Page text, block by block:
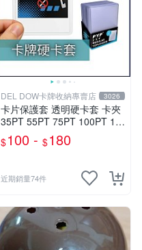
DEL DOW卡牌收納專賣店 3026
卡片保護套 透明硬卡套 卡夾
35PT 55PT 75PT 100PT 13
0PT 180PT 寶可夢 寶可夢 遊
戲王 球員卡 球衣卡
$100 - $180
近期銷量74件